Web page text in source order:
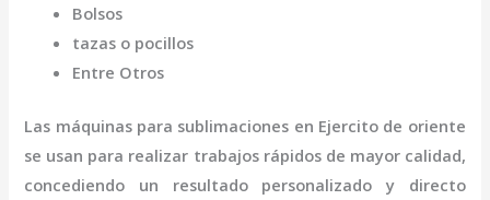
Bolsos
tazas o pocillos
Entre Otros
Las máquinas para sublimaciones en Ejercito de oriente
se usan para realizar trabajos rápidos de mayor calidad,
concediendo un resultado personalizado y directo